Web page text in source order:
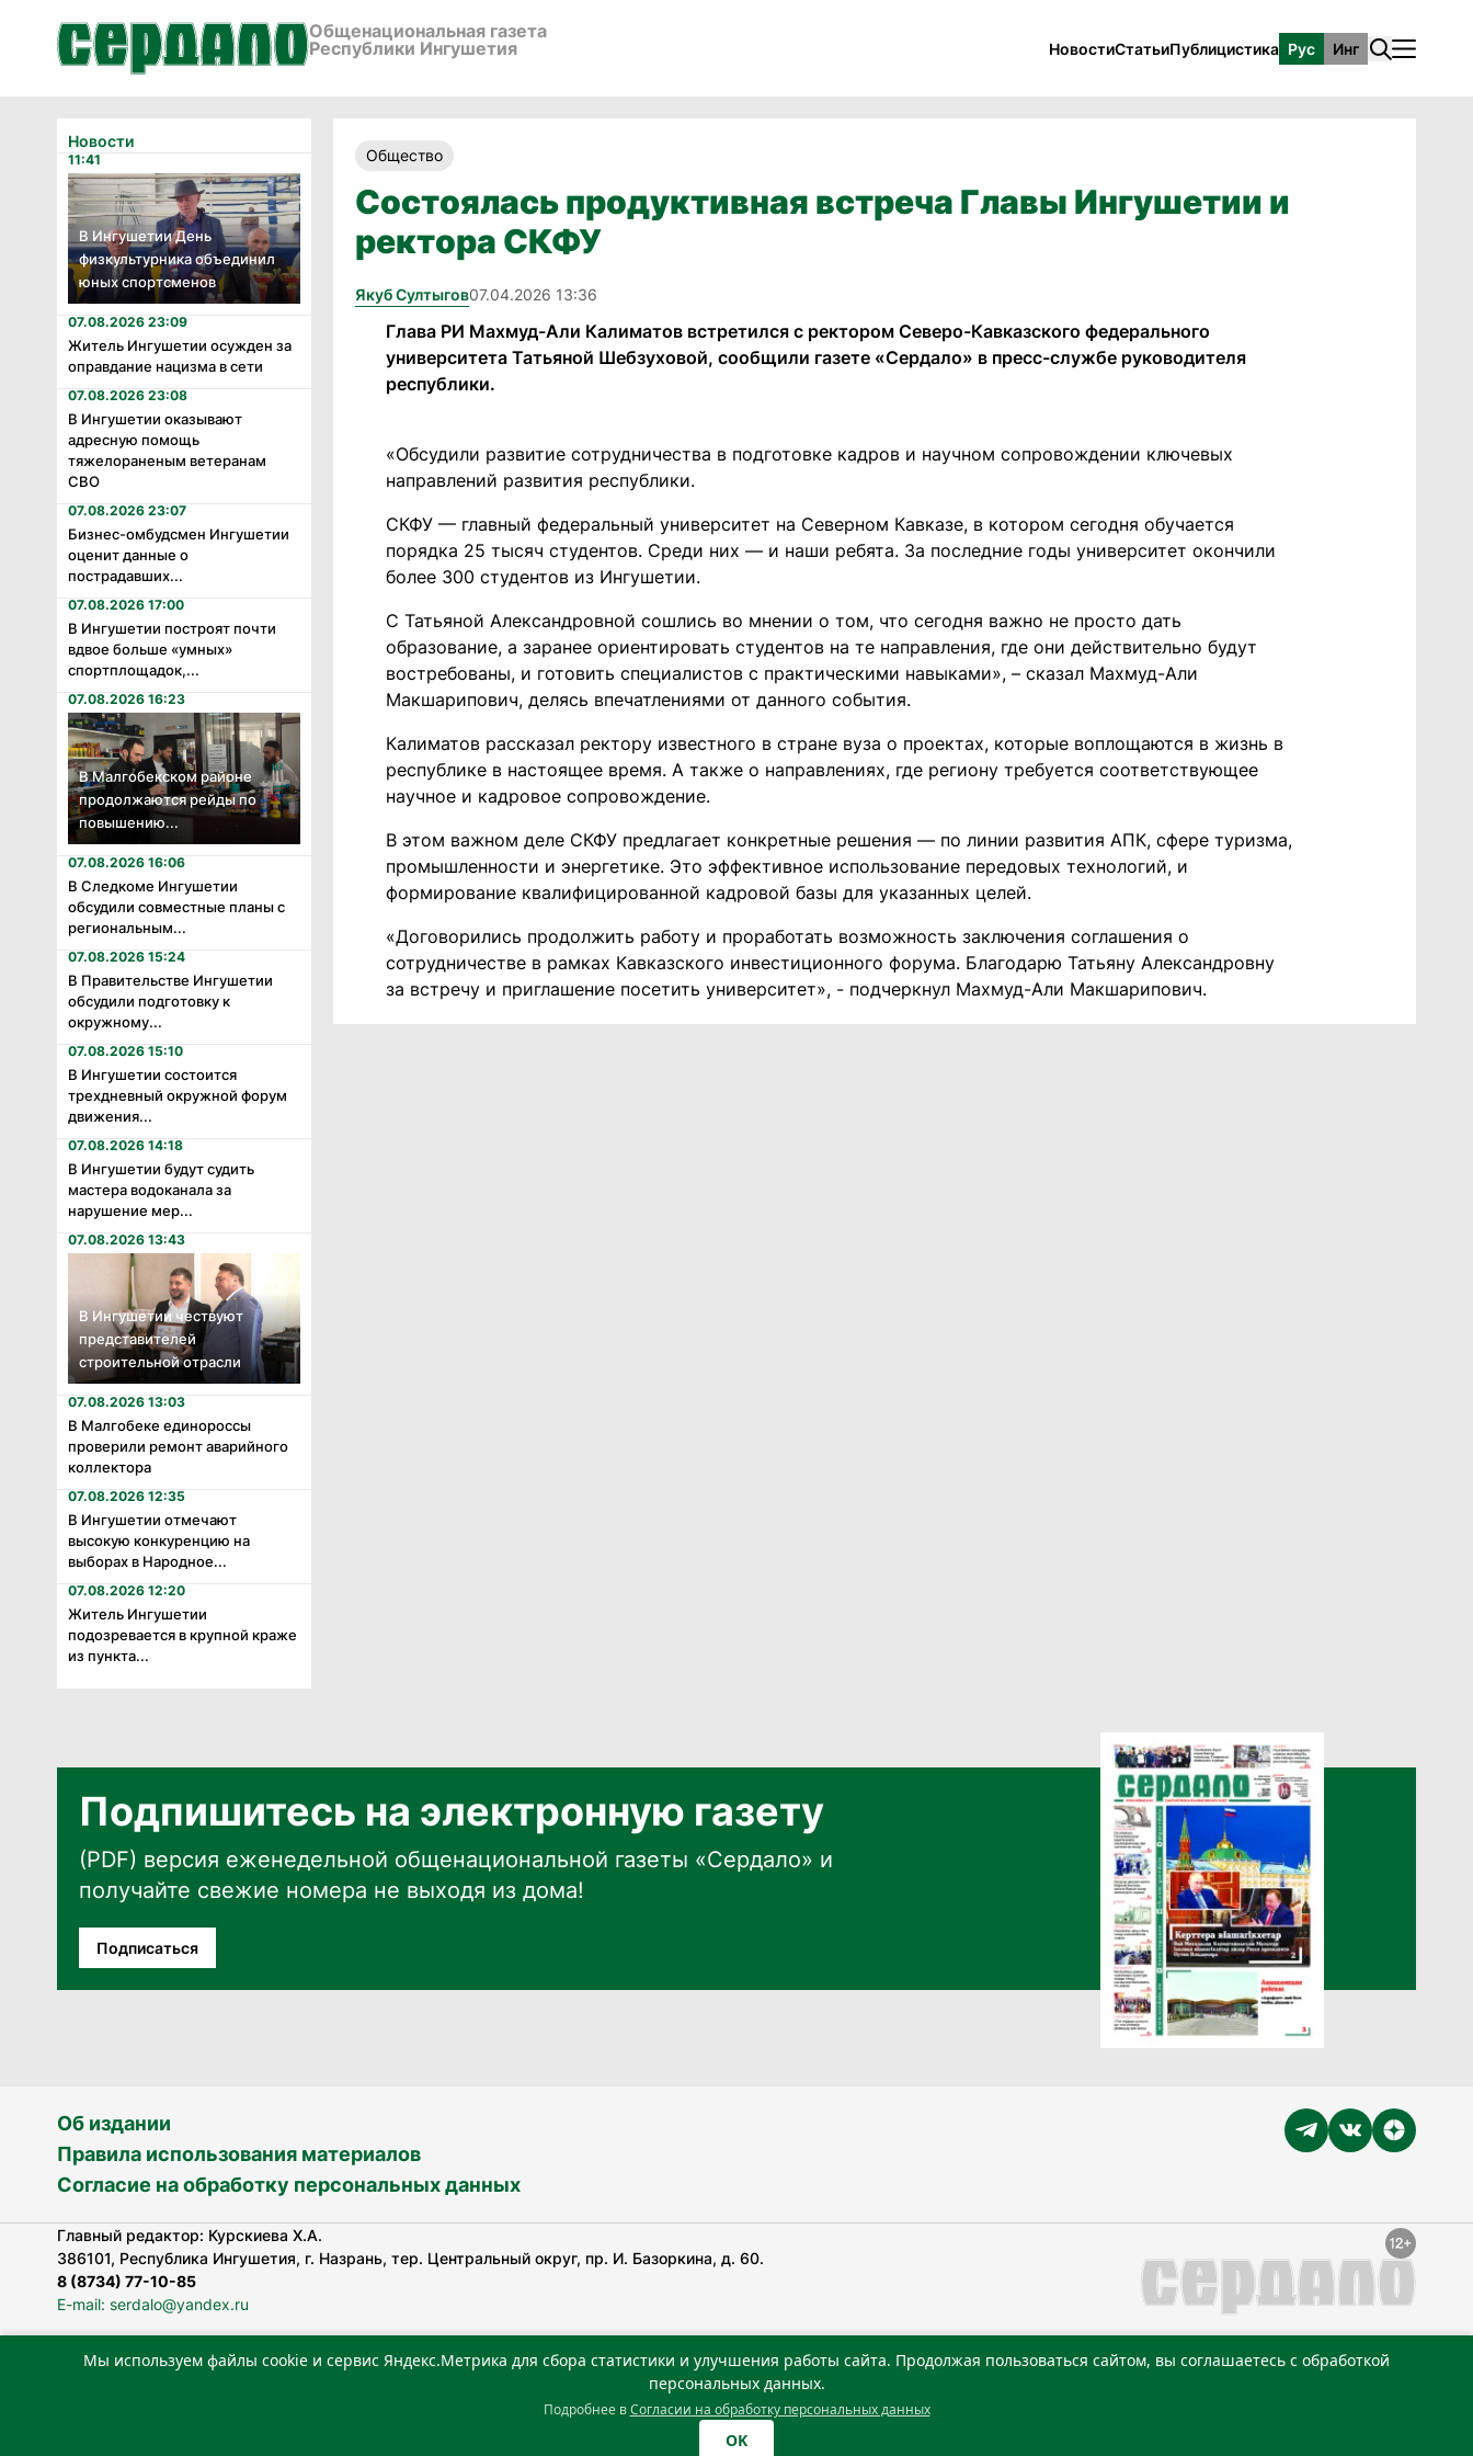
Общенациональная газета
Республики Ингушетия
НовостиСтатьиПублицистика Рус Инг
Новости
11:41
В Ингушетии День
физкультурника объединил
юных спортсменов
07.08.2026 23:09
Житель Ингушетии осужден за
оправдание нацизма в сети
07.08.2026 23:08
В Ингушетии оказывают
адресную помощь
тяжелораненым ветеранам
СВО
07.08.2026 23:07
Бизнес-омбудсмен Ингушетии
оценит данные о
пострадавших...
07.08.2026 17:00
В Ингушетии построят почти
вдвое больше «умных»
спортплощадок,...
07.08.2026 16:23
В Малгобекском районе
продолжаются рейды по
повышению...
07.08.2026 16:06
В Следкоме Ингушетии
обсудили совместные планы с
региональным...
07.08.2026 15:24
В Правительстве Ингушетии
обсудили подготовку к
окружному...
07.08.2026 15:10
В Ингушетии состоится
трехдневный окружной форум
движения...
07.08.2026 14:18
В Ингушетии будут судить
мастера водоканала за
нарушение мер...
07.08.2026 13:43
В Ингушетии чествуют
представителей
строительной отрасли
07.08.2026 13:03
В Малгобеке единороссы
проверили ремонт аварийного
коллектора
07.08.2026 12:35
В Ингушетии отмечают
высокую конкуренцию на
выборах в Народное...
07.08.2026 12:20
Житель Ингушетии
подозревается в крупной краже
из пункта...
Общество
Состоялась продуктивная встреча Главы Ингушетии и
ректора СКФУ
Якуб Султыгов07.04.2026 13:36
Глава РИ Махмуд-Али Калиматов встретился с ректором Северо-Кавказского федерального
университета Татьяной Шебзуховой, сообщили газете «Сердало» в пресс-службе руководителя
республики.
«Обсудили развитие сотрудничества в подготовке кадров и научном сопровождении ключевых
направлений развития республики.
СКФУ — главный федеральный университет на Северном Кавказе, в котором сегодня обучается
порядка 25 тысяч студентов. Среди них — и наши ребята. За последние годы университет окончили
более 300 студентов из Ингушетии.
С Татьяной Александровной сошлись во мнении о том, что сегодня важно не просто дать
образование, а заранее ориентировать студентов на те направления, где они действительно будут
востребованы, и готовить специалистов с практическими навыками», – сказал Махмуд-Али
Макшарипович, делясь впечатлениями от данного события.
Калиматов рассказал ректору известного в стране вуза о проектах, которые воплощаются в жизнь в
республике в настоящее время. А также о направлениях, где региону требуется соответствующее
научное и кадровое сопровождение.
В этом важном деле СКФУ предлагает конкретные решения — по линии развития АПК, сфере туризма,
промышленности и энергетике. Это эффективное использование передовых технологий, и
формирование квалифицированной кадровой базы для указанных целей.
«Договорились продолжить работу и проработать возможность заключения соглашения о
сотрудничестве в рамках Кавказского инвестиционного форума. Благодарю Татьяну Александровну
за встречу и приглашение посетить университет», - подчеркнул Махмуд-Али Макшарипович.
Подпишитесь на электронную газету
(PDF) версия еженедельной общенациональной газеты «Сердало» и
получайте свежие номера не выходя из дома!
Подписаться
Об издании
Правила использования материалов
Согласие на обработку персональных данных
Главный редактор: Курскиева Х.А.
386101, Республика Ингушетия, г. Назрань, тер. Центральный округ, пр. И. Базоркина, д. 60.
8 (8734) 77-10-85
E-mail: serdalo@yandex.ru
Сетевое издание «Сердало» зарегистрировано Федеральной службой по надзору в сфере связи, информационных
Реестровая запись СМИ: ЭЛ № ФС 77-78323 от 15.05.2020 г. Учредитель: Государственное автономное учреждение
Мы используем файлы cookie и сервис Яндекс.Метрика для сбора статистики и улучшения работы сайта. Продолжая пользоваться сайтом, вы соглашаетесь с обработкой
персональных данных.
Подробнее вСогласии на обработку персональных данных
OK